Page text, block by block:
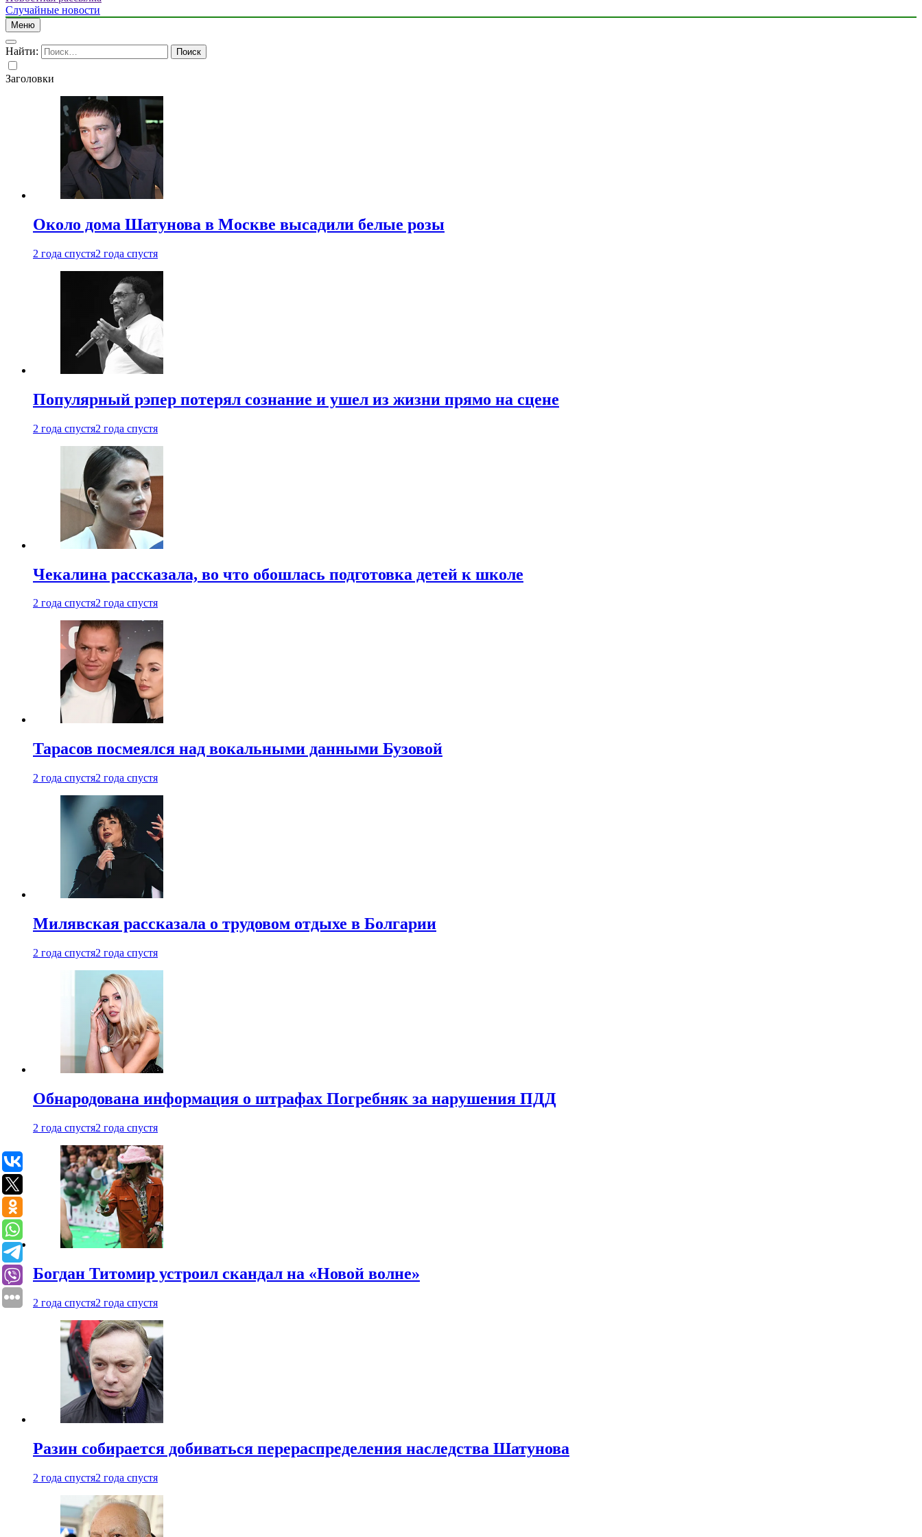
Случайные новости
Меню
Найти:
Заголовки
Около дома Шатунова в Москве высадили белые розы
2 года спустя2 года спустя
Популярный рэпер потерял сознание и ушел из жизни прямо на сцене
2 года спустя2 года спустя
Чекалина рассказала, во что обошлась подготовка детей к школе
2 года спустя2 года спустя
Тарасов посмеялся над вокальными данными Бузовой
2 года спустя2 года спустя
Милявская рассказала о трудовом отдыхе в Болгарии
2 года спустя2 года спустя
Обнародована информация о штрафах Погребняк за нарушения ПДД
2 года спустя2 года спустя
Богдан Титомир устроил скандал на «Новой волне»
2 года спустя2 года спустя
Разин собирается добиваться перераспределения наследства Шатунова
2 года спустя2 года спустя